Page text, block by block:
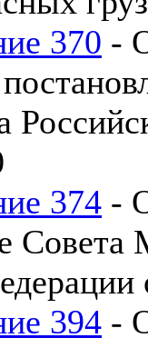
370 -
374 -
Совета
394 -